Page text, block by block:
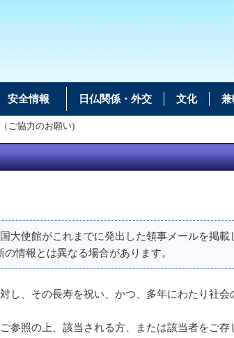
安全情報 日仏関係・外交 文化 兼
ご協力のお願い)
大使館がこれまでに発出した領事メールを掲載
の情報とは異なる場合があります。
、その長寿を祝い、かつ、多年にわたり社
照の上、該当される方、または該当者をご